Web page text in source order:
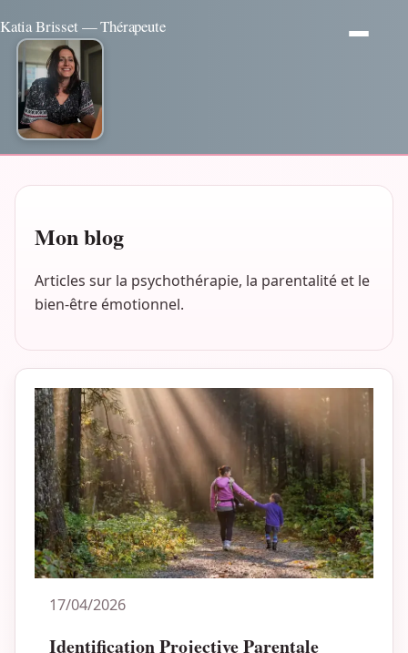
Katia Brisset — Thérapeute
Mon blog
Articles sur la psychothérapie, la parentalité et le
bien-être émotionnel.
17/04/2026
Identification Projective Parentale